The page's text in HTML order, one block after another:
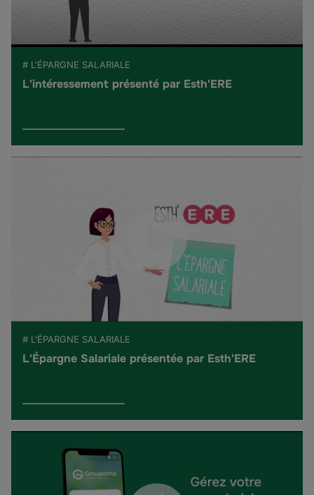
# L'ÉPARGNE SALARIALE
L'intéressement présenté par Esth'ERE
# L'ÉPARGNE SALARIALE
L'Épargne Salariale présentée par Esth'ERE